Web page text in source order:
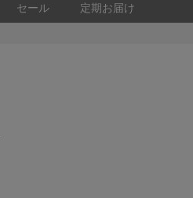
セール 定期お届け